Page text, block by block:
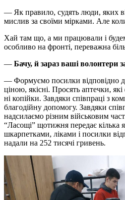
— Як правило, судять люди, яких
мислив за своїми мірками. Але
Хай там що, а ми працювали і
особливо на фронті, переважна
— Бачу, й зараз ваші волонтери
— Формуємо посилки відповідно
ціною, якісні. Просять аптечки,
ні копійки. Завдяки співпраці з
благодійну допомогу. Завдяки
надсилаємо різним військовим
“Ласощі” щотижня передає
шкарпетками, ліками і посилки
надали на 252 тисячі гривень.